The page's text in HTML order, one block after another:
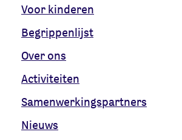
Voor kinderen
Begrippenlijst
Over ons
Activiteiten
Samenwerkingspartners
Nieuws